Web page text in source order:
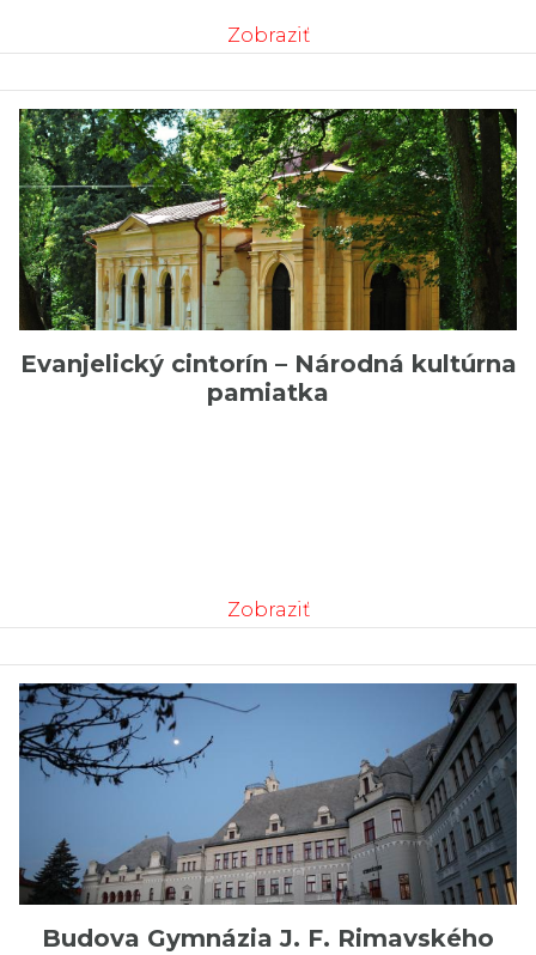
Zobraziť
Evanjelický cintorín – Národná kultúrna
pamiatka
Zobraziť
Budova Gymnázia J. F. Rimavského